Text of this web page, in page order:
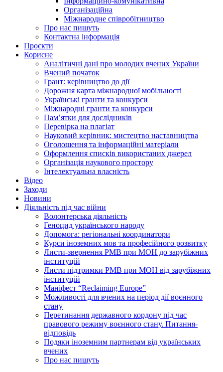
Організаційна
Міжнародне співробітництво
Про нас пишуть
Контактна інформація
Проєкти
Корисне
Аналітичні дані про молодих вчених України
Вчений початок
Грант: керівництво до дії
Дорожня карта міжнародної мобільності
Українські гранти та конкурси
Міжнародні гранти та конкурси
Памʼятки для дослідників
Перевірка на плагіат
Науковий керівник: мистецтво наставництва
Оголошення та інформаційні матеріали
Оформлення списків використаних джерел
Організація наукового простору
Інтелектуальна власність
Відео
Заходи
Новини
Діяльність під час війни
Волонтерська діяльність
Геноцид українського народу
Допомога: регіональні координатори
Курси іноземних мов та професійного розвитку
Листи-звернення РМВ при МОН до зарубіжних
інституцій
Листи підтримки РМВ при МОН від зарубіжних
інституцій
Маніфест “Reclaiming Europe”
Можливості для вчених на період дії воєнного
стану
Перетинання державного кордону під час
правового режиму воєнного стану. Питання-
відповідь
Подяки іноземним партнерам від українських
вчених
Про нас пишуть